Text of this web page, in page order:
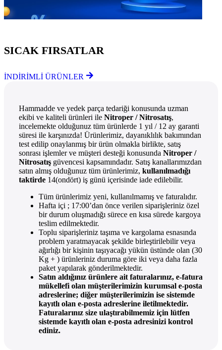
SICAK FIRSATLAR
İNDİRİMLİ ÜRÜNLER
Hammadde ve yedek parça tedariği konusunda uzman
ekibi ve kaliteli ürünleri ile Nitroper / Nitrosatış,
incelemekte olduğunuz tüm ürünlerde 1 yıl / 12 ay garanti
süresi ile karşınızda! Ürünlerimiz, dayanıklılık bakımından
test edilip onaylanmış bir ürün olmakla birlikte, satış
sonrası işlemler ve müşteri desteği konusunda Nitroper /
Nitrosatış güvencesi kapsamındadır. Satış kanallarımızdan
satın almış olduğunuz tüm ürünlerimiz, kullanılmadığı
taktirde 14(ondört) iş günü içerisinde iade edilebilir.
Tüm ürünlerimiz yeni, kullanılmamış ve faturalıdır.
Hafta içi ; 17:00’dan önce verilen siparişleriniz özel
bir durum oluşmadığı sürece en kısa sürede kargoya
teslim edilmektedir.
Toplu siparişleriniz taşıma ve kargolama esnasında
problem yaratmayacak şekilde birleştirilebilir veya
ağırlığı bir kişinin taşıyacağı yükün üstünde olan (30
Kg + ) ürünleriniz duruma göre iki veya daha fazla
paket yapılarak gönderilmektedir.
Satın aldığınız ürünlere ait faturalarınız, e-fatura
mükellefi olan müşterilerimizin kurumsal e-posta
adreslerine; diğer müşterilerimizin ise sistemde
kayıtlı olan e-posta adreslerine iletilmektedir.
Faturalarınız size ulaştırabilmemiz için lütfen
sistemde kayıtlı olan e-posta adresinizi kontrol
ediniz.